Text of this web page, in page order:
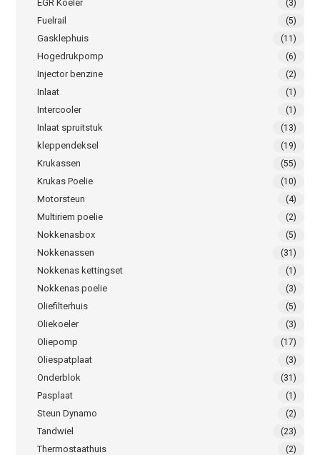
EGR Koeler (3)
Fuelrail (5)
Gasklephuis (11)
Hogedrukpomp (6)
Injector benzine (2)
Inlaat (1)
Intercooler (1)
Inlaat spruitstuk (13)
kleppendeksel (19)
Krukassen (55)
Krukas Poelie (10)
Motorsteun (4)
Multiriem poelie (2)
Nokkenasbox (5)
Nokkenassen (31)
Nokkenas kettingset (1)
Nokkenas poelie (3)
Oliefilterhuis (5)
Oliekoeler (3)
Oliepomp (17)
Oliespatplaat (3)
Onderblok (31)
Pasplaat (1)
Steun Dynamo (2)
Tandwiel (23)
Thermostaathuis (2)